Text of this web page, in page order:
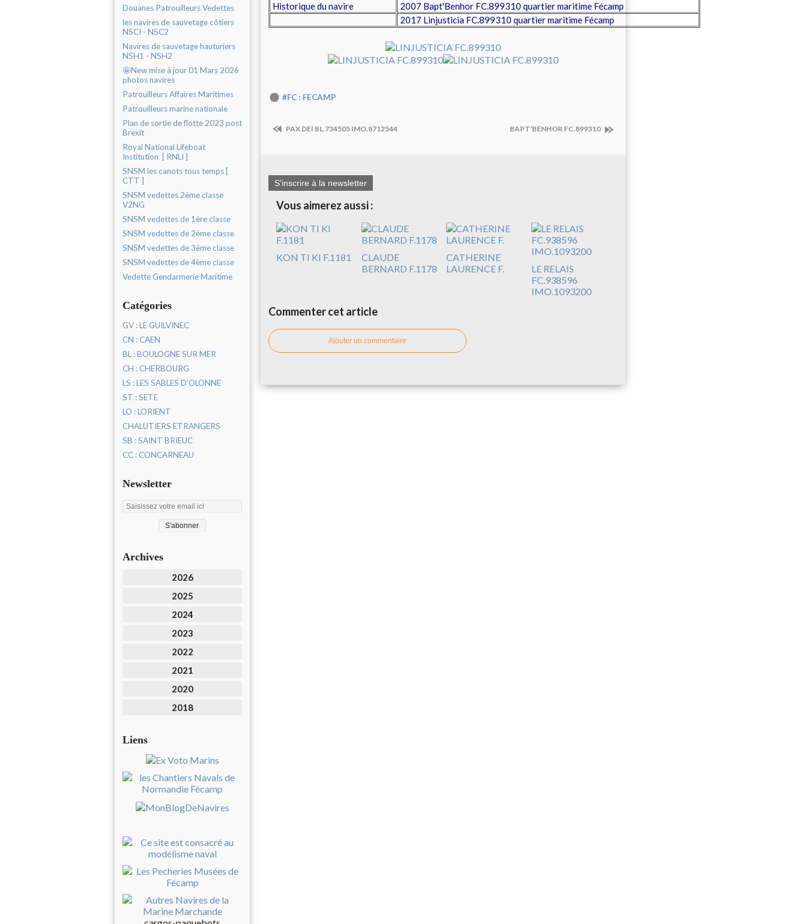
Douanes Patrouilleurs Vedettes
les navires de sauvetage côtiers
NSCI - NSC2
Navires de sauvetage hauturiers
NSH1 - NSH2
🤩New mise à jour 01 Mars 2026
photos navires
Patrouilleurs Affaires Maritimes
Patrouilleurs marine nationale
Plan de sortie de flotte 2023 post
Brexit
Royal National Lifeboat
Institution [ RNLI ]
SNSM les canots tous temps [
CTT ]
SNSM vedettes 2ème classe
V2NG
SNSM vedettes de 1ère classe
SNSM vedettes de 2ème classe
SNSM vedettes de 3ème classe
SNSM vedettes de 4ème classe
Vedette Gendarmerie Maritime
Catégories
GV : LE GUILVINEC
CN : CAEN
BL : BOULOGNE SUR MER
CH : CHERBOURG
LS : LES SABLES D'OLONNE
ST : SETE
LO : LORIENT
CHALUTIERS ETRANGERS
SB : SAINT BRIEUC
CC : CONCARNEAU
Newsletter
Archives
2026
2025
2024
2023
2022
2021
2020
2018
Liens
Historique du navire
2007 Bapt'Benhor FC.899310 quartier maritime Fécamp
2017 Linjusticia FC.899310 quartier maritime Fécamp
#FC : FECAMP
PAX DEI BL.734505 IMO.8712544 BAPT'BENHOR FC.899310
S'inscrire à la newsletter
Vous aimerez aussi :
KON TI KI F.1181
CLAUDE
BERNARD F.1178
CATHERINE
LAURENCE F.
LE RELAIS
FC.938596
IMO.1093200
Commenter cet article
Ajouter un commentaire